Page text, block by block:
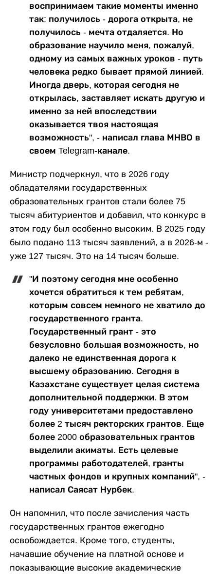
воспринимаем такие моменты именно
так: получилось - дорога открыта, не
получилось - мечта отдаляется. Но
образование научило меня, пожалуй,
одному из самых важных уроков - путь
человека редко бывает прямой линией.
Иногда дверь, которая сегодня не
открылась, заставляет искать другую и
именно за ней впоследствии
оказывается твоя настоящая
возможность", - написал глава МНВО в
своем Telegram-канале.
Министр подчеркнул, что в 2026 году
обладателями государственных
образовательных грантов стали более 75
тысяч абитуриентов и добавил, что конкурс в
этом году был особенно высоким. В 2025 году
было подано 113 тысяч заявлений, а в 2026-м -
уже 127 тысяч. Это на 14 тысяч больше.
"И поэтому сегодня мне особенно
хочется обратиться к тем ребятам,
которым совсем немного не хватило до
государственного гранта.
Государственный грант - это
безусловно большая возможность, но
далеко не единственная дорога к
высшему образованию. Сегодня в
Казахстане существует целая система
дополнительной поддержки. В этом
году университетами предоставлено
более 2 тысяч ректорских грантов. Еще
более 2000 образовательных грантов
выделили акиматы. Есть целевые
программы работодателей, гранты
частных фондов и крупных компаний", -
написал Саясат Нурбек.
Он напомнил, что после зачисления часть
государственных грантов ежегодно
освобождается. Кроме того, студенты,
начавшие обучение на платной основе и
показывающие высокие академические